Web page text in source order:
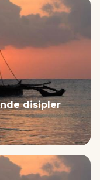
disipler